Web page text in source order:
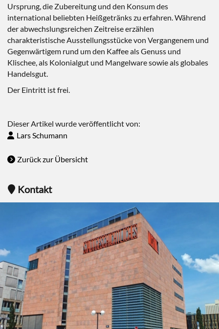
Ursprung, die Zubereitung und den Konsum des
international beliebten Heißgetränks zu erfahren. Während
der abwechslungsreichen Zeitreise erzählen
charakteristische Ausstellungsstücke von Vergangenem und
Gegenwärtigem rund um den Kaffee als Genuss und
Klischee, als Kolonialgut und Mangelware sowie als globales
Handelsgut.
Der Eintritt ist frei.
Dieser Artikel wurde veröffentlicht von:
Lars Schumann
Zurück zur Übersicht
Kontakt